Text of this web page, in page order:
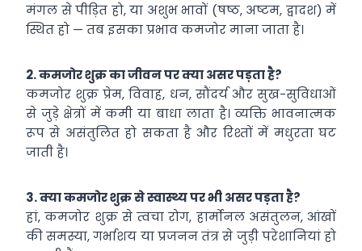
मंगल से पीड़ित हो, या अशुभ भावों (षष्ठ, अष्टम, द्वादश) में
स्थित हो — तब इसका प्रभाव कमजोर माना जाता है।
2.कमजोर शुक्र का जीवन पर क्या असर पड़ता है?
कमजोर शुक्र प्रेम, विवाह, धन, सौंदर्य और सुख-सुविधाओं
से जुड़े क्षेत्रों में कमी या बाधा लाता है। व्यक्ति भावनात्मक
रूप से असंतुलित हो सकता है और रिश्तों में मधुरता घट
जाती है।
3.क्या कमजोर शुक्र से स्वास्थ्य पर भी असर पड़ता है?
हां, कमजोर शुक्र से त्वचा रोग, हार्मोनल असंतुलन, आंखों
की समस्या, गर्भाशय या प्रजनन तंत्र से जुड़ी परेशानियां हो